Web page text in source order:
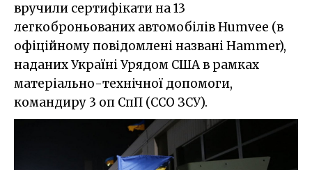
вручили сертифікати на 13
легкоброньованих автомобілів Humvee (в
офіційному повідомлені названі Hammer),
наданих Україні Урядом США в рамках
матеріально-технічної допомоги,
командиру 3 оп СпП (ССО ЗСУ).